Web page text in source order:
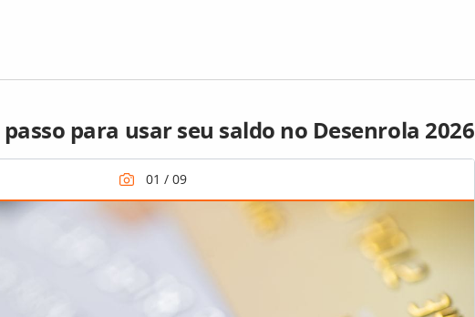
passo para usar seu saldo no Desenrola 2026